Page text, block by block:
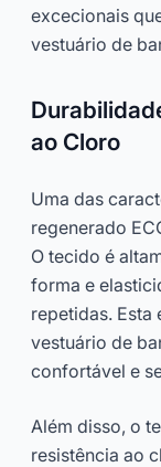
excecionais
vestuário de
ao Cloro
Uma das
regenerado
O tecido é
forma e
repetidas. Esta
vestuário de
confortável e
Além disso, o
resistência ao